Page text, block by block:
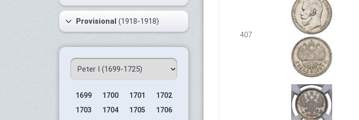
Provisional (1918-1918)
1699 1700 1701
1702
1703
1704 1705
1706
407